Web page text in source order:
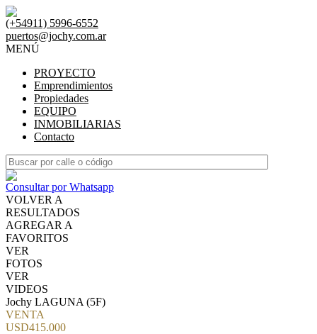
(+54911) 5996-6552
puertos@jochy.com.ar
MENÚ
PROYECTO
Emprendimientos
Propiedades
EQUIPO
INMOBILIARIAS
Contacto
Consultar por Whatsapp
VOLVER A
RESULTADOS
AGREGAR A
FAVORITOS
VER
FOTOS
VER
VIDEOS
Jochy LAGUNA (5F)
VENTA
USD415.000